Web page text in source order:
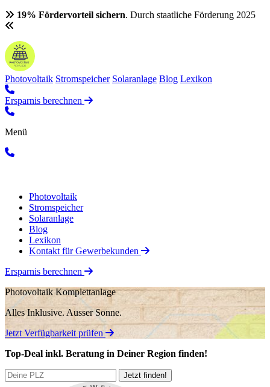
19% Fördervorteil sichern. Durch staatliche Förderung 2025
Photovoltaik Stromspeicher Solaranlage Blog Lexikon
Ersparnis berechnen
Menü
Photovoltaik
Stromspeicher
Solaranlage
Blog
Lexikon
Kontakt für Gewerbekunden
Ersparnis berechnen
Photovoltaik Komplettanlage
Alles Inklusive. Ausser Sonne.
Jetzt Verfügbarkeit prüfen
Top-Deal inkl. Beratung in Deiner Region finden!